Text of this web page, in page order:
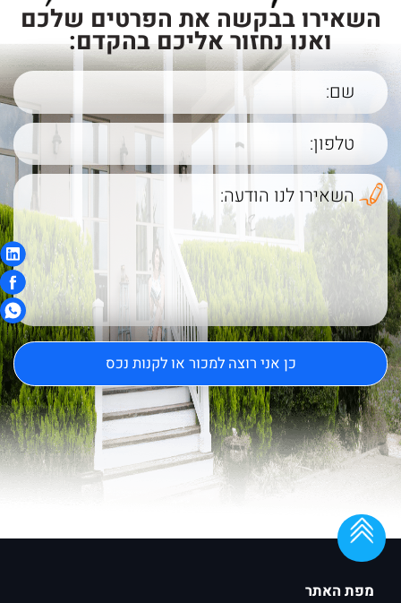
השאירו בבקשה את הפרטים שלכם
ואנו נחזור אליכם בהקדם:
מפת האתר